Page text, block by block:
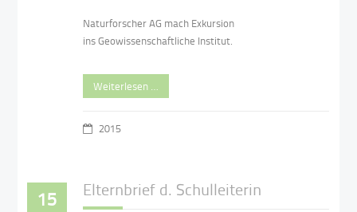
Naturforscher AG mach Exkursion
ins Geowissenschaftliche Institut.
Weiterlesen …
2015
15 Elternbrief d. Schulleiterin